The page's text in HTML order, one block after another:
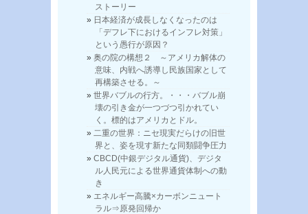
ストーリー
日本経済が成長しなくなったのは
「デフレ下におけるインフレ対策」
という愚行が原因？
奥の院の構想２ ～アメリカ解体の
意味、内戦へ誘導し民族国家として
再構築させる。～
世界バブルの行方。・・・バブル崩
壊の引き金が一つづつ引かれてい
く。標的はアメリカとドル。
二重の世界：ニセ現実だらけの旧世
界と、姿を現す新たな同類闘争圧力
CBCD(中銀デジタル通貨)、デジタ
ル人民元による世界通貨体制への動
き
エネルギー高騰×カーボンニュート
ラル⇒原発回帰か